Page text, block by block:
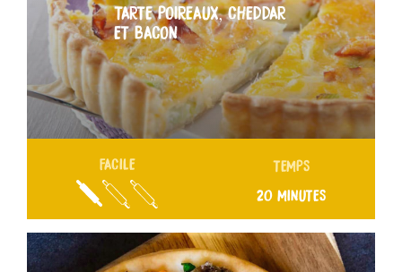
TARTE POIREAUX, CHEDDAR
ET BACON
FACILE TEMPS
20 MINUTES